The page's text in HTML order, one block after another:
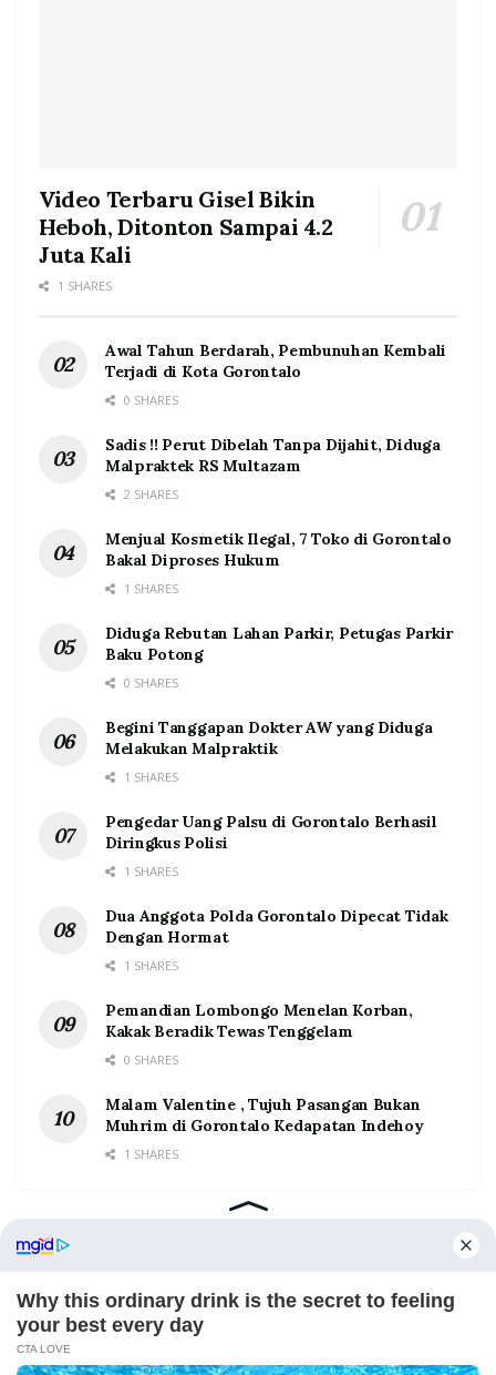
Video Terbaru Gisel Bikin
Heboh, Ditonton Sampai 4.2
Juta Kali
1 SHARES
Awal Tahun Berdarah, Pembunuhan Kembali
Terjadi di Kota Gorontalo
0 SHARES
Sadis !! Perut Dibelah Tanpa Dijahit, Diduga
Malpraktek RS Multazam
2 SHARES
Menjual Kosmetik Ilegal, 7 Toko di Gorontalo
Bakal Diproses Hukum
1 SHARES
Diduga Rebutan Lahan Parkir, Petugas Parkir
Baku Potong
0 SHARES
Begini Tanggapan Dokter AW yang Diduga
Melakukan Malpraktik
1 SHARES
Pengedar Uang Palsu di Gorontalo Berhasil
Diringkus Polisi
1 SHARES
Dua Anggota Polda Gorontalo Dipecat Tidak
Dengan Hormat
1 SHARES
Pemandian Lombongo Menelan Korban,
Kakak Beradik Tewas Tenggelam
0 SHARES
Malam Valentine , Tujuh Pasangan Bukan
Muhrim di Gorontalo Kedapatan Indehoy
1 SHARES
Home Tentang Kontak Redaksi Pedoman Media Siber